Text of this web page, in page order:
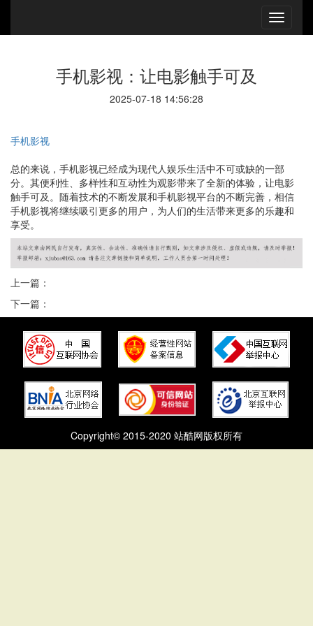
手机影视：让电影触手可及
2025-07-18 14:56:28
手机影视
总的来说，手机影视已经成为现代人娱乐生活中不可或缺的一部
分。其便利性、多样性和互动性为观影带来了全新的体验，让电影
触手可及。随着技术的不断发展和手机影视平台的不断完善，相信
手机影视将继续吸引更多的用户，为人们的生活带来更多的乐趣和
享受。
上一篇：
下一篇：
Copyright© 2015-2020 站酷网版权所有